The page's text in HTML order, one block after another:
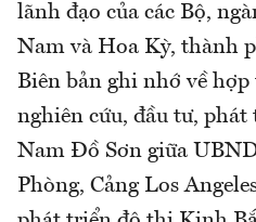
lãnh đạo của các Bộ,
Nam và Hoa Kỳ, thành
Biên bản ghi nhớ về
nghiên cứu, đầu tư,
Nam Đồ Sơn giữa
Phòng, Cảng Los